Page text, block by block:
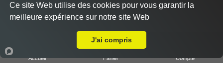
Base sauce tomate, fromage, viande hachée,
merguez, champignons, poivrons
Accueil Panier Compte
Ce site Web utilise des cookies pour vous garantir la
meilleure expérience sur notre site Web
J'ai compris